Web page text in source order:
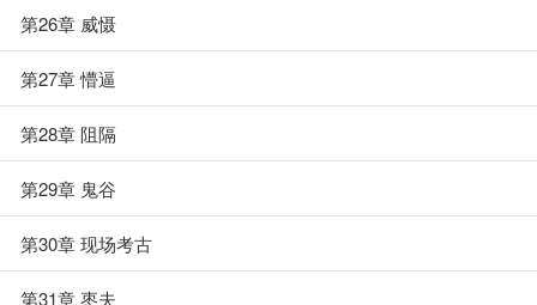
第26章 威慑
第27章 懵逼
第28章 阻隔
第29章 鬼谷
第30章 现场考古
第31章 枣夫